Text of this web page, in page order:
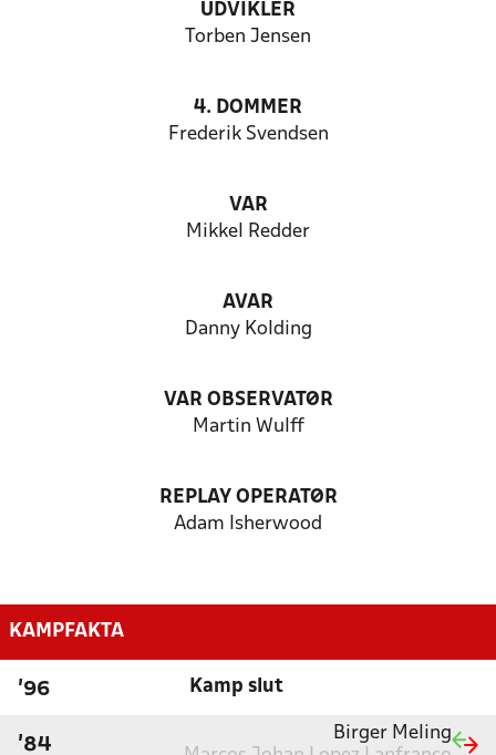
UDVIKLER
Torben Jensen
4. DOMMER
Frederik Svendsen
VAR
Mikkel Redder
AVAR
Danny Kolding
VAR OBSERVATØR
Martin Wulff
REPLAY OPERATØR
Adam Isherwood
KAMPFAKTA
'96 Kamp slut
'84
Birger Meling